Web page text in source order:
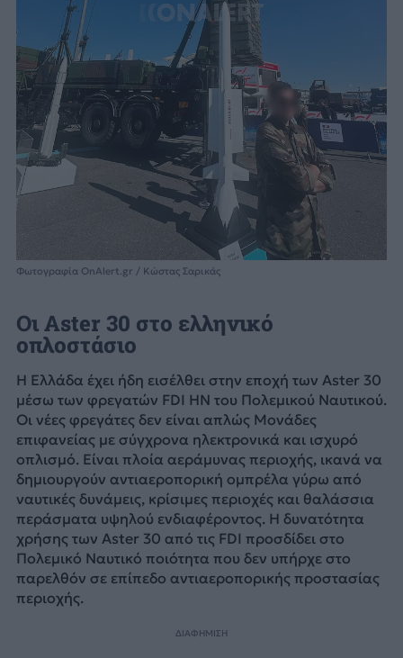
Φωτογραφία OnAlert.gr / Κώστας Σαρικάς
Οι Aster 30 στο ελληνικό
οπλοστάσιο
Η Ελλάδα έχει ήδη εισέλθει στην εποχή των Aster 30
μέσω των φρεγατών FDI HN του Πολεμικού Ναυτικού.
Οι νέες φρεγάτες δεν είναι απλώς Μονάδες
επιφανείας με σύγχρονα ηλεκτρονικά και ισχυρό
οπλισμό. Είναι πλοία αεράμυνας περιοχής, ικανά να
δημιουργούν αντιαεροπορική ομπρέλα γύρω από
ναυτικές δυνάμεις, κρίσιμες περιοχές και θαλάσσια
περάσματα υψηλού ενδιαφέροντος. Η δυνατότητα
χρήσης των Aster 30 από τις FDI προσδίδει στο
Πολεμικό Ναυτικό ποιότητα που δεν υπήρχε στο
παρελθόν σε επίπεδο αντιαεροπορικής προστασίας
περιοχής.
ΔΙΑΦΗΜΙΣΗ